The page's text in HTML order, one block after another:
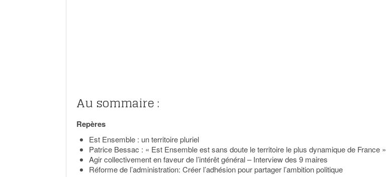
Au sommaire :
Repères
Est Ensemble : un territoire pluriel
Patrice Bessac : « Est Ensemble est sans doute le territoire le plus dynamique de France »
Agir collectivement en faveur de l’intérêt général – Interview des 9 maires
Réforme de l’administration: Créer l’adhésion pour partager l’ambition politique